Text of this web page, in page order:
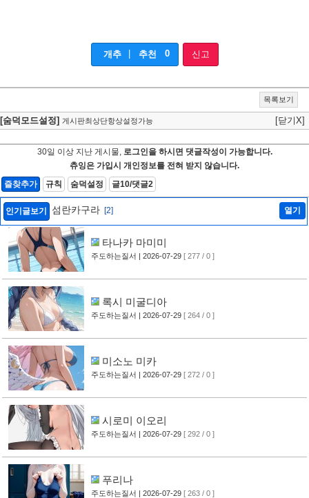
개추 추천 0 신고
목록보기
[숨덕모드설정] 게시판최상단항상설정가능 [닫기X]
30일 이상 지난 게시물, 로그인을 하시면 댓글작성이 가능합니다.
츄잉은 가입시 개인정보를 전혀 받지 않습니다.
즐찾추가
규칙 숨덕설정 글10/댓글2
인기글보기 섬란카구라 [2] 열기
타나카 마미미
주도하는질서 | 2026-07-29 [ 277 / 0 ]
록시 미굴디아
주도하는질서 | 2026-07-29 [ 264 / 0 ]
미소노 미카
주도하는질서 | 2026-07-29 [ 272 / 0 ]
시로미 이오리
주도하는질서 | 2026-07-29 [ 292 / 0 ]
푸리나
주도하는질서 | 2026-07-29 [ 263 / 0 ]